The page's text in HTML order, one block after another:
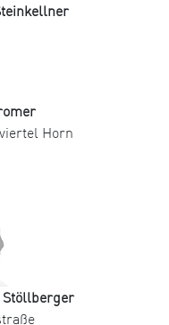
Horn
Stöllberger